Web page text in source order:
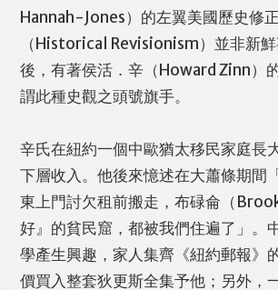
Hannah-Jones）的左翼美國歷史修
（Historical Revisionism）並非新
後，有著侯活．辛（Howard Zinn）
謂此種史觀之頭號旗手。
辛氏在紐約一個中歐猶太移民家庭長
下層收入。他後來憶述在大蕭條期間
東上門討欠租前搬走，布碌侖（
好』的貧民窟，都被我們住遍了」。
學產生興趣，家人集齊《紐約郵報》
價買入整套狄更斯全集予他；另外，